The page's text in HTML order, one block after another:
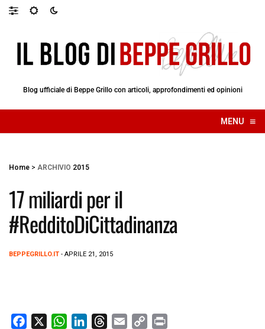
Blog ufficiale di Beppe Grillo con articoli, approfondimenti ed opinioni
MENU ≡
☰
Home > ARCHIVIO 2015
17 miliardi per il
#RedditoDiCittadinanza
BEPPEGRILLO.IT - APRILE 21, 2015
W